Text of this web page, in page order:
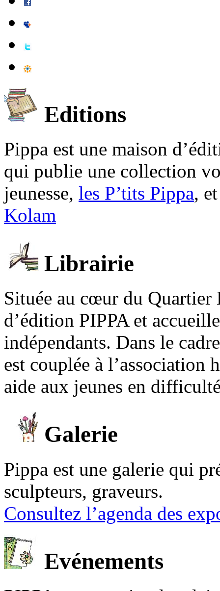
Editions
Pippa est une maison
qui publie une collection
jeunesse, les P’tits Pippa,
Kolam
Librairie
Située au cœur du Quartier
d’édition PIPPA et
indépendants. Dans le
est couplée à l’association
aide aux jeunes en
Galerie
Pippa est une galerie qui
sculpteurs, graveurs.
Consultez l’agenda des
Evénements